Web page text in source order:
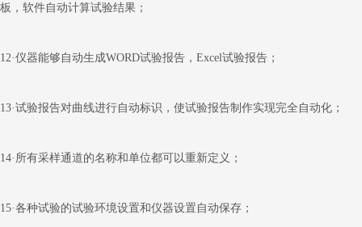
板，软件自动计算试验结果；
12·仪器能够自动生成WORD试验报告， Excel试验报告；
13·试验报告对曲线进行自动标识，使试验报告制作实现完全自动化；
14·所有采样通道的名称和单位都可以重新定义；
15·各种试验的试验环境设置和仪器设置自动保存；